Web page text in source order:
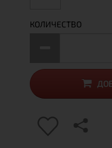
КОЛИЧЕСТВО